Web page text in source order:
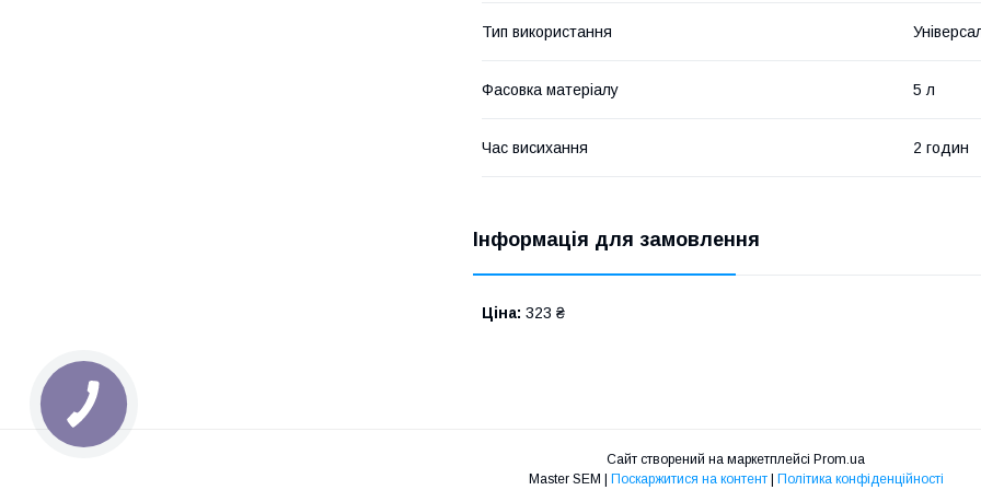
Тип використання
Фасовка матеріалу 5 л
Час висихання 2 годин
Інформація для замовлення
Ціна: 323 ₴
Сайт створений на маркетплейсі Prom.ua
Master SEM | Поскаржитися на контент | Політика конфіденційності